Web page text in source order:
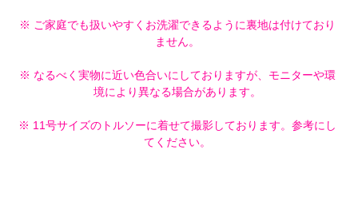
※ ご家庭でも扱いやすくお洗濯できるように裏地は付けており
ません。
※ なるべく実物に近い色合いにしておりますが、モニターや環
境により異なる場合があります。
※ 11号サイズのトルソーに着せて撮影しております。参考にし
てください。